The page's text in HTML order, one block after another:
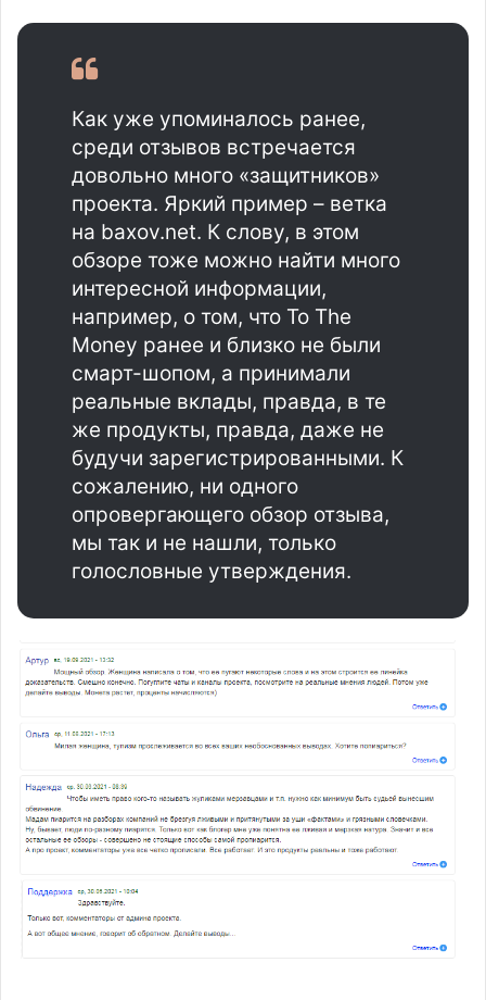
Как уже упоминалось ранее,
среди отзывов встречается
довольно много «защитников»
проекта. Яркий пример – ветка
на baxov.net. К слову, в этом
обзоре тоже можно найти много
интересной информации,
например, о том, что To The
Money ранее и близко не были
смарт-шопом, а принимали
реальные вклады, правда, в те
же продукты, правда, даже не
будучи зарегистрированными. К
сожалению, ни одного
опровергающего обзор отзыва,
мы так и не нашли, только
голословные утверждения.